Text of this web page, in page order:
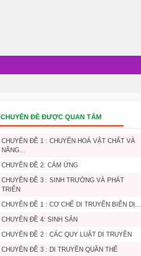
CHUYÊN ĐỀ ĐƯỢC QUAN TÂM
CHUYÊN ĐỀ 1 : CHUYỂN HOÁ VẬT CHẤT VÀ
NĂNG...
CHUYÊN ĐỀ 2: CẢM ỨNG
CHUYÊN ĐỀ 3 : SINH TRƯỞNG VÀ PHÁT
TRIỂN
CHUYÊN ĐỀ 1 : CƠ CHẾ DI TRUYẾN BIẾN DỊ...
CHUYÊN ĐỀ 4: SINH SẢN
CHUYÊN ĐỀ 2 : CÁC QUY LUẬT DI TRUYỀN
CHUYÊN ĐỀ 3 : DI TRUYỀN QUẦN THỂ